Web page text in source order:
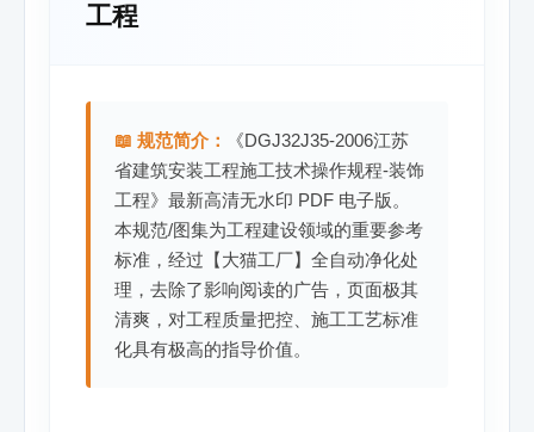
工程
📖 规范简介：
《DGJ32J35-2006江苏
省建筑安装工程施工技术操作规程-装饰
工程》最新高清无水印 PDF 电子版。
本规范/图集为工程建设领域的重要参考
标准，经过【大猫工厂】全自动净化处
理，去除了影响阅读的广告，页面极其
清爽，对工程质量把控、施工工艺标准
化具有极高的指导价值。